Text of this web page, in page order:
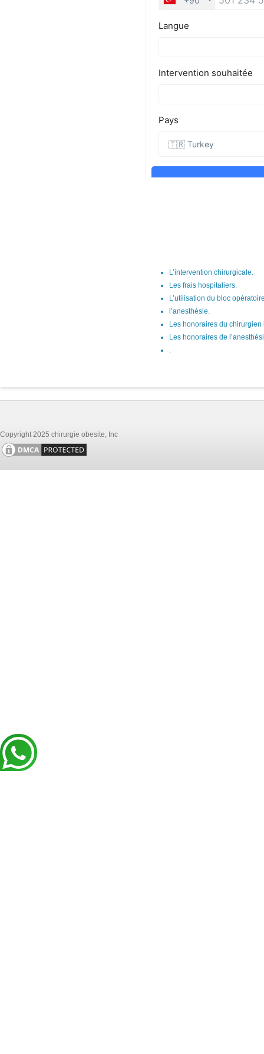
L’intervention chirurgicale.
Les frais hospitaliers.
L’utilisation du bloc
l’anesthésie.
Les honoraires du chirurgien
Les honoraires de
.
Copyright 2025 chirurgie obesite, Inc